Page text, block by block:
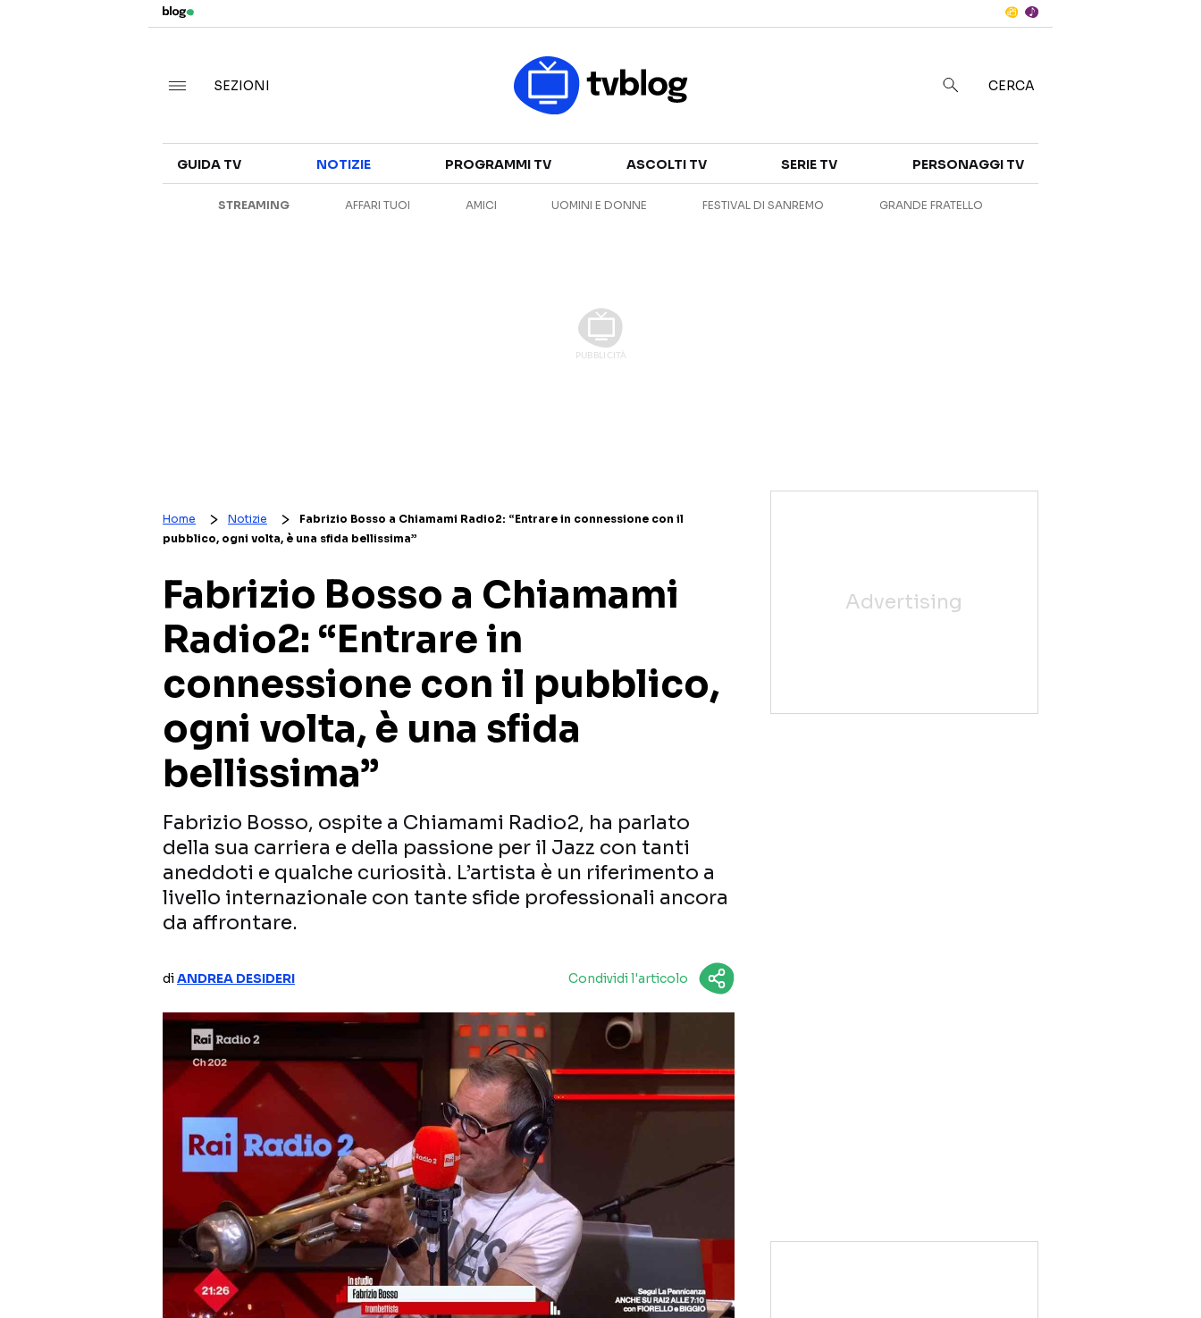
CANALI TV
SERIE TV
ANTEPRIME
SEZIONI CERCA
GUIDA TV NOTIZIE PROGRAMMI TV ASCOLTI TV SERIE TV PERSONAGGI TV
STREAMING AFFARI TUOI AMICI UOMINI E DONNE FESTIVAL DI SANREMO GRANDE FRATELLO
Home Notizie
Fabrizio Bosso a Chiamami Radio2: “Entrare in connessione con il
pubblico, ogni volta, è una sfida bellissima”
Fabrizio Bosso a Chiamami
Radio2: “Entrare in
connessione con il pubblico,
ogni volta, è una sfida
bellissima”
Fabrizio Bosso, ospite a Chiamami Radio2, ha parlato
della sua carriera e della passione per il Jazz con tanti
aneddoti e qualche curiosità. L’artista è un riferimento a
livello internazionale con tante sfide professionali ancora
da affrontare.
diANDREA DESIDERI Condividi l'articolo